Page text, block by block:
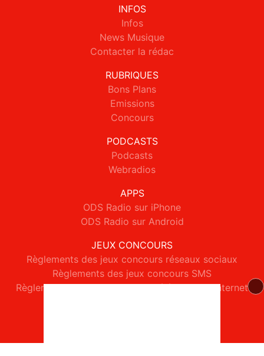
INFOS
Infos
News Musique
Contacter la rédac
RUBRIQUES
Bons Plans
Emissions
Concours
PODCASTS
Podcasts
Webradios
APPS
ODS Radio sur iPhone
ODS Radio sur Android
JEUX CONCOURS
Règlements des jeux concours réseaux sociaux
Règlements des jeux concours SMS
Règlements des jeux concours téléphone et internet